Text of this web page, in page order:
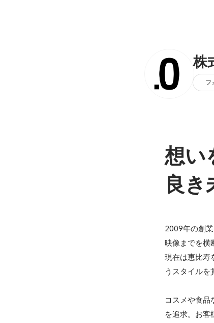
株
フ
想い
良
2009年の創
映像までを横
現在は恵比寿
うスタイルを
コスメや食品
を追求。お客